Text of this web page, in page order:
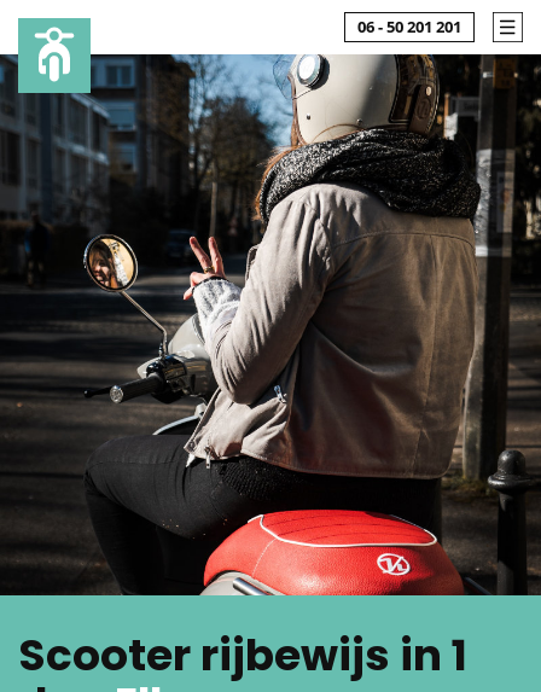
06 - 50 201 201
Scooter rijbewijs in 1